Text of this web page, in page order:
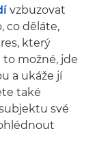
vzbuzovat
co děláte,
který
to možné, jde
a ukáže jí
také
své